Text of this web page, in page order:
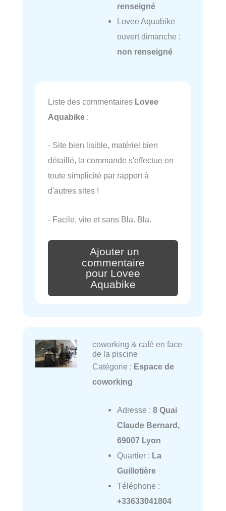
renseigné
Lovee Aquabike
ouvert dimanche :
non renseigné
Liste des commentaires Lovee
Aquabike :
- Site bien lisible, matériel bien
détaillé, la commande s'effectue en
toute simplicité par rapport à
d'autres sites !
- Facile, vite et sans Bla. Bla.
Ajouter un
commentaire
pour Lovee
Aquabike
coworking & café en face
de la piscine
Catégorie : Espace de
coworking
Adresse : 8 Quai
Claude Bernard,
69007 Lyon
Quartier : La
Guillotière
Téléphone :
+33633041804